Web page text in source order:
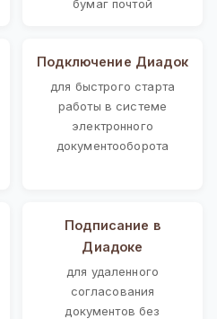
бумаг почтой
Подключение Диадок
для быстрого старта
работы в системе
электронного
документооборота
Подписание в
Диадоке
для удаленного
согласования
документов без